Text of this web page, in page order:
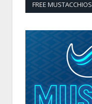
FREE MUSTACCHIOS